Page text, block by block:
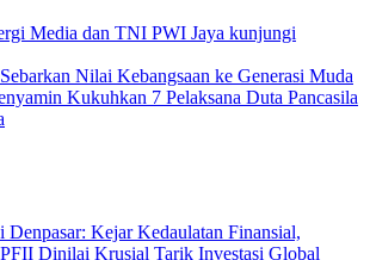
Media dan TNI PWI Jaya kunjungi
Nilai Kebangsaan ke Generasi Muda
Kukuhkan 7 Pelaksana Duta Pancasila
Kejar Kedaulatan Finansial,
Dinilai Krusial Tarik Investasi Global